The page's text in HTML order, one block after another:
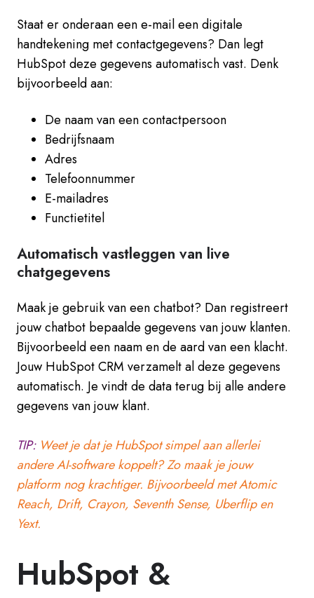
Staat er onderaan een e-mail een digitale
handtekening met contactgegevens? Dan legt
HubSpot deze gegevens automatisch vast. Denk
bijvoorbeeld aan:
De naam van een contactpersoon
Bedrijfsnaam
Adres
Telefoonnummer
E-mailadres
Functietitel
Automatisch vastleggen van live
chatgegevens
Maak je gebruik van een chatbot? Dan registreert
jouw chatbot bepaalde gegevens van jouw klanten.
Bijvoorbeeld een naam en de aard van een klacht.
Jouw HubSpot CRM verzamelt al deze gegevens
automatisch. Je vindt de data terug bij alle andere
gegevens van jouw klant.
TIP: Weet je dat je HubSpot simpel aan allerlei
andere AI-software koppelt? Zo maak je jouw
platform nog krachtiger. Bijvoorbeeld met Atomic
Reach, Drift, Crayon, Seventh Sense, Uberflip en
Yext.
HubSpot &